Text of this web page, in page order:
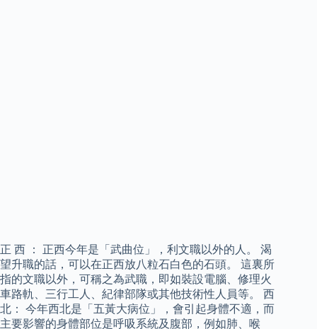
正 西 ： 正西今年是「武曲位」，利文職以外的人。 渴
望升職的話，可以在正西放八粒石白色的石頭。 這裏所
指的文職以外，可稱之為武職，即如裝設電腦、修理火
車路軌、三行工人、紀律部隊或其他技術性人員等。 西
北： 今年西北是「五黃大病位」，會引起身體不適，而
主要影響的身體部位是呼吸系統及腹部，例如肺、喉